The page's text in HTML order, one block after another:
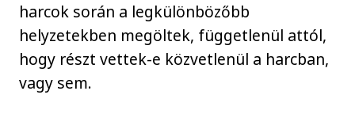
harcok során a legkülönbözőbb
helyzetekben megöltek, függetlenül attól,
hogy részt vettek-e közvetlenül a harcban,
vagy sem.